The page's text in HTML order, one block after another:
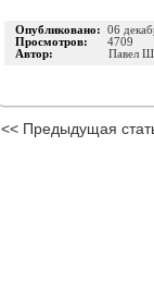
Опубликовано: 06
Просмотров: 4709
Автор:
Павел
<< Предыдущая